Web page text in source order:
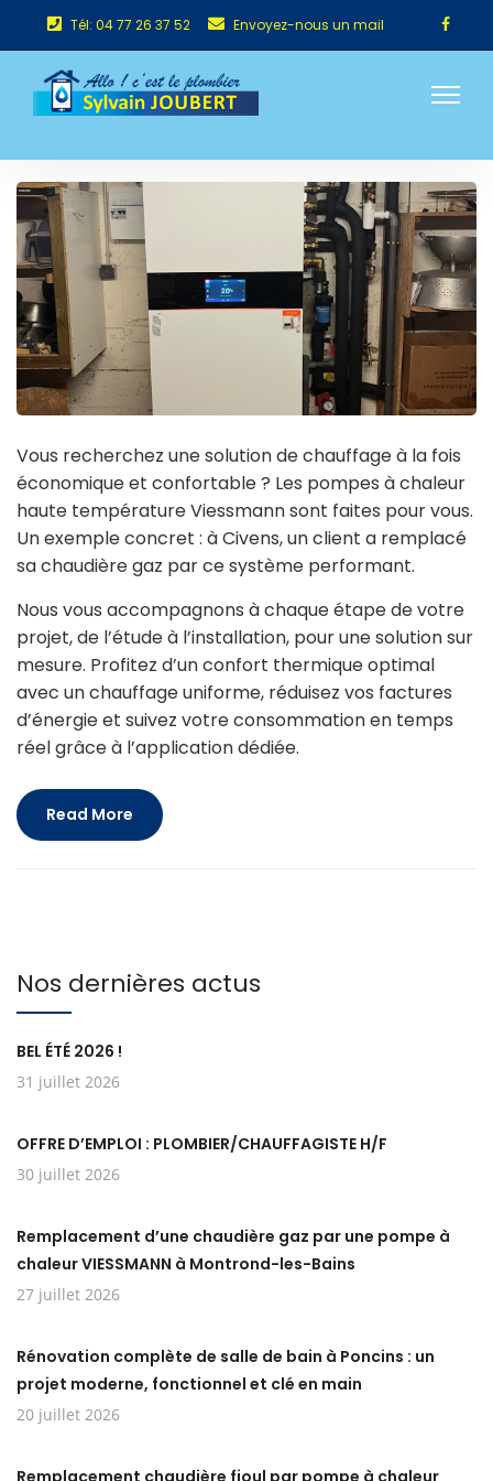
Tél: 04 77 26 37 52 Envoyez-nous un mail
Vous recherchez une solution de chauffage à la fois
économique et confortable ? Les pompes à chaleur
haute température Viessmann sont faites pour vous.
Un exemple concret : à Civens, un client a remplacé
sa chaudière gaz par ce système performant.
Nous vous accompagnons à chaque étape de votre
projet, de l’étude à l’installation, pour une solution sur
mesure. Profitez d’un confort thermique optimal
avec un chauffage uniforme, réduisez vos factures
d’énergie et suivez votre consommation en temps
réel grâce à l’application dédiée.
Read More
Nos dernières actus
BEL ÉTÉ 2026 !
31 juillet 2026
OFFRE D’EMPLOI : PLOMBIER/CHAUFFAGISTE H/F
30 juillet 2026
Remplacement d’une chaudière gaz par une pompe à
chaleur VIESSMANN à Montrond-les-Bains
27 juillet 2026
Rénovation complète de salle de bain à Poncins : un
projet moderne, fonctionnel et clé en main
20 juillet 2026
Remplacement chaudière fioul par pompe à chaleur